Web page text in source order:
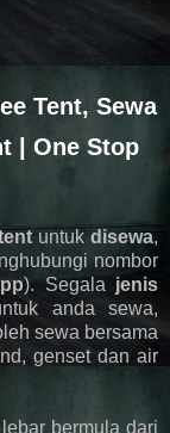
Tent, Sewa
| One Stop
untuk disewa,
nombor
). Segala jenis
anda sewa,
sewa bersama
genset dan air
bermula dari